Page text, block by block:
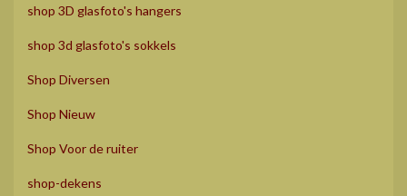
shop 3D glasfoto's hangers
shop 3d glasfoto's sokkels
Shop Diversen
Shop Nieuw
Shop Voor de ruiter
shop-dekens